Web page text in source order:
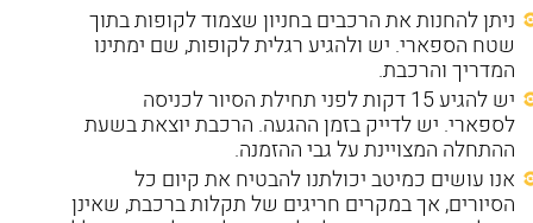
ניתן להחנות את הרכבים בחניון שצמוד לקופות בתוך
שטח הספארי. יש ולהגיע רגלית לקופות, שם ימתינו
המדריך והרכבת.
יש להגיע 15 דקות לפני תחילת הסיור לכניסה
לספארי. יש לדייק בזמן ההגעה. הרכבת יוצאת בשעת
ההתחלה המצויינת על גבי ההזמנה.
אנו עושים כמיטב יכולתנו להבטיח את קיום כל
הסיורים, אך במקרים חריגים של תקלות ברכבת, שאינן